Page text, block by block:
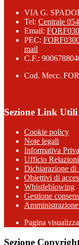
VIA G.
Tel: Centrale
Email:
PEC:
mail
C.F.:
Cod. Mecc.
Sezione Link Utili
Cookie policy
Note legali
Informativa
Ufficio
Dichiarazione di
Obiettivi di
Whistleblowing
Gestione
Pagina
Sezione